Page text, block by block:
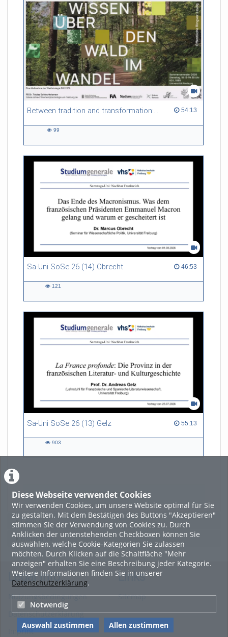
Diese Webseite verwendet Cookies
Wir verwenden Cookies, um unsere Website optimal für Sie
zu gestalten. Mit dem Bestätigen des Buttons "Akzeptieren"
stimmen Sie der Verwendung von Cookies zu. Durch
Anklicken der untenstehenden Checkboxen können Sie
auswählen, welche Cookie-Kategorien Sie zulassen
möchten. Durch Klicken auf die Schaltfläche "Mehr
anzeigen" erhalten Sie eine Beschreibung jeder Kategorie.
Weitere Informationen finden Sie in unserer
Datenschutzerklärung.
Notwendig
Auswahl zustimmen Allen zustimmen
Between tradition and transformation: how owners, advisers and institutions co-create knowledge for resilient forests in Europe 54:13
54:13 duration
99
Sa-Uni SoSe 26 (14) Obrecht 46:53
46:53 duration
121
Sa-Uni SoSe 26 (13) Gelz 55:13
55:13 duration
903
LADE MEHR
Featured
Beliebtheit
Legal Info
Nutzungsbedingungen
Datenschutzerklärung
Imprint
Links
Sitemap